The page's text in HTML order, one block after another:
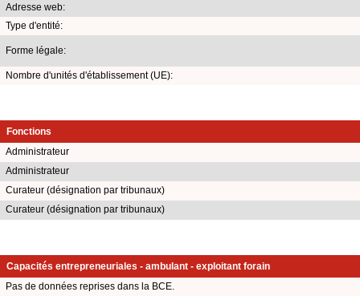
Adresse web:
Type d'entité:
Forme légale:
Nombre d'unités d'établissement (UE):
Fonctions
Administrateur
Administrateur
Curateur (désignation par tribunaux)
Curateur (désignation par tribunaux)
Capacités entrepreneuriales - ambulant - exploitant forain
Pas de données reprises dans la BCE.